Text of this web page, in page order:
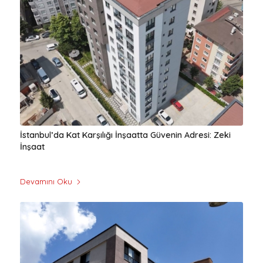
İstanbul’da Kat Karşılığı İnşaatta Güvenin Adresi: Zeki
İnşaat
Devamını Oku